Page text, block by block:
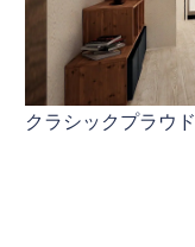
クラシックプラウド